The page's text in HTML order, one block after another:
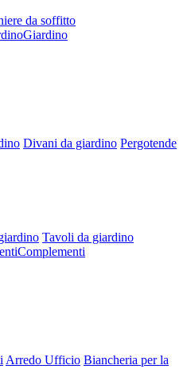
da soffitto
Giardino
Divani da giardino Pergotende
Tavoli da giardino
Complementi
Arredo Ufficio Biancheria per la